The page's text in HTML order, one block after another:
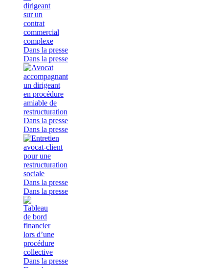
Dans la presse
Dans la presse
Dans la presse
Dans la presse
Dans la presse
Dans la presse
Dans la presse